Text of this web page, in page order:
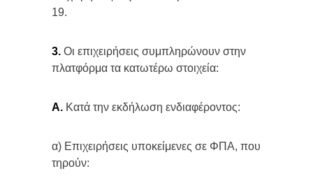
19.
3. Οι επιχειρήσεις συμπληρώνουν στην
πλατφόρμα τα κατωτέρω στοιχεία:
Α. Κατά την εκδήλωση ενδιαφέροντος:
α) Επιχειρήσεις υποκείμενες σε ΦΠΑ, που
τηρούν: